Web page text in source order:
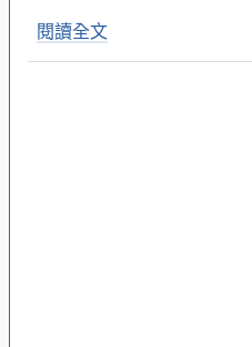
閱讀全文